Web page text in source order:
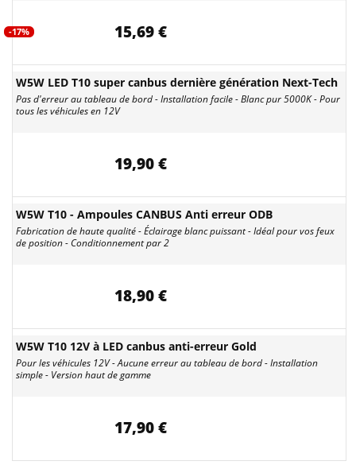
-17% 15,69 €
W5W LED T10 super canbus dernière génération Next-Tech
Pas d'erreur au tableau de bord - Installation facile - Blanc pur 5000K - Pour
tous les véhicules en 12V
19,90 €
W5W T10 - Ampoules CANBUS Anti erreur ODB
Fabrication de haute qualité - Éclairage blanc puissant - Idéal pour vos feux
de position - Conditionnement par 2
18,90 €
W5W T10 12V à LED canbus anti-erreur Gold
Pour les véhicules 12V - Aucune erreur au tableau de bord - Installation
simple - Version haut de gamme
17,90 €